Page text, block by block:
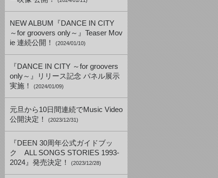
NEW ALBUM『DANCE IN CITY
～for groovers only～』Teaser Mov
ie 連続公開！
(2024/01/10)
『DANCE IN CITY ～for groovers
only～』リリース記念 パネル展示
実施！
(2024/01/09)
元旦から10日間連続でMusic Video
公開決定！
(2023/12/31)
『DEEN 30周年公式ガイドブッ
ク ALL SONGS STORIES 1993-
2024』発売決定！
(2023/12/28)